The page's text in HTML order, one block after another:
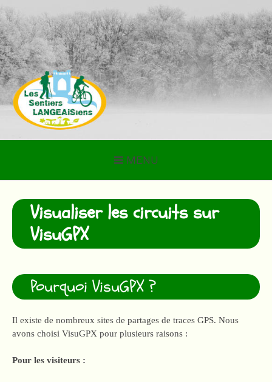
au
contenu
LES SENTIERS
LANGEAISIENS
MENU
Visualiser les circuits sur
VisuGPX
Pourquoi VisuGPX ?
Il existe de nombreux sites de partages de traces GPS. Nous
avons choisi VisuGPX pour plusieurs raisons :
Pour les visiteurs :